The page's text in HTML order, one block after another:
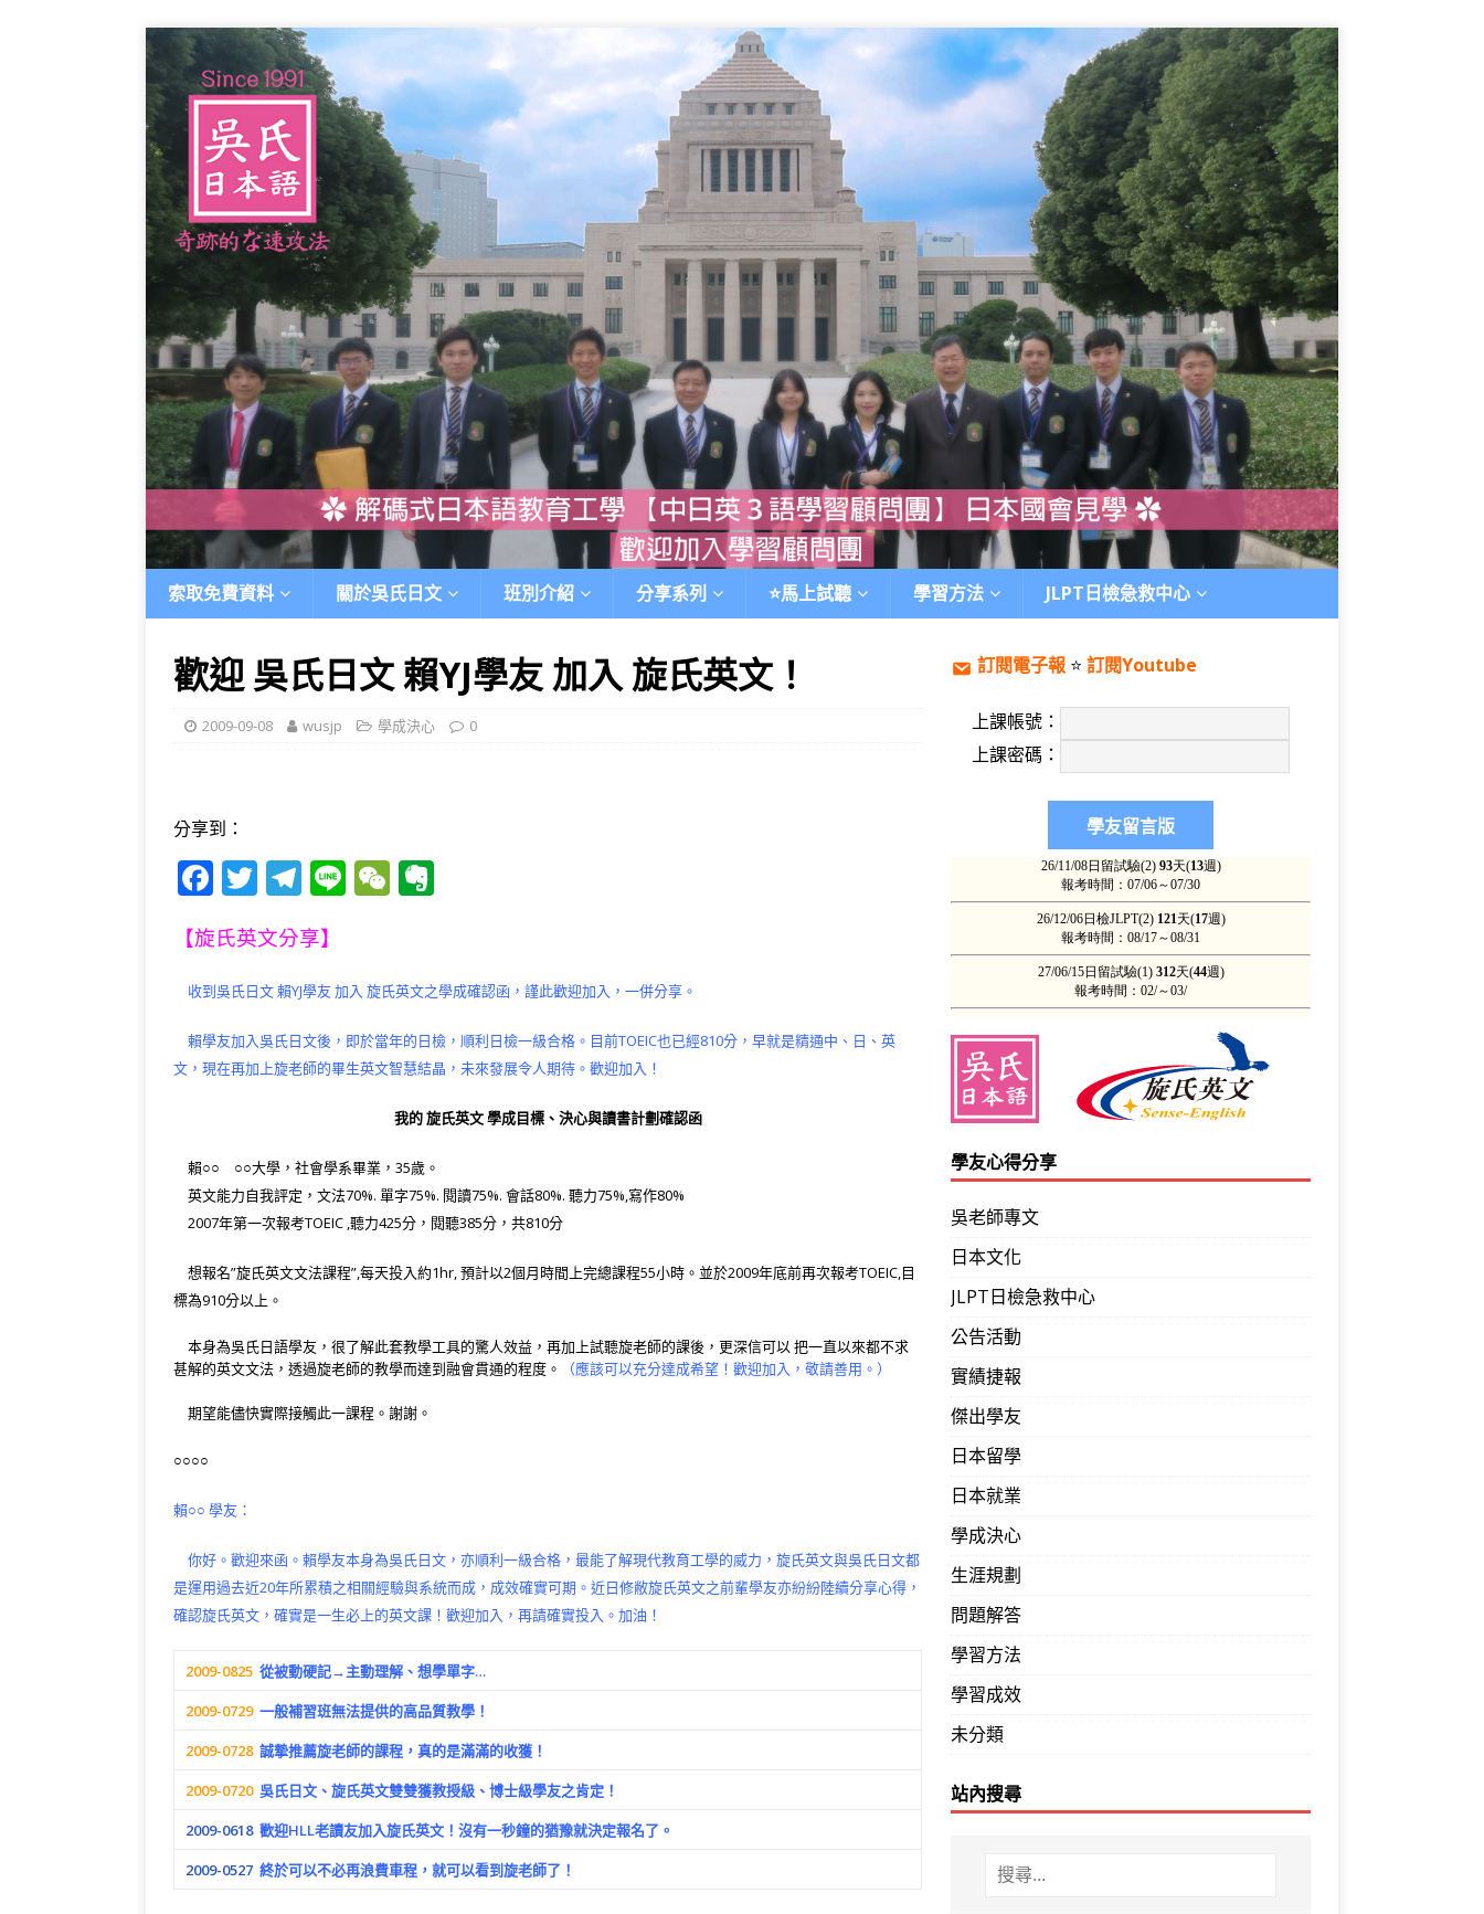
索取免費資料 關於吳氏日文 班別介紹 分享系列 ⭐️馬上試聽 學習方法 JLPT日檢急救中心
歡迎 吳氏日文 賴YJ學友 加入 旋氏英文！
2009-09-08 wusjp 學成決心 0
分享到：
F
c
e
o
o
T
it
te
T
e
g
m
Li W
h r
o
te
【旋氏英文分享】
收到吳氏日文 賴YJ學友 加入 旋氏英文之學成確認函，謹此歡迎加入，一併分享。
賴學友加入吳氏日文後，即於當年的日檢，順利日檢一級合格。目前TOEIC也已經810分，早就是精通中、日、英
文，現在再加上旋老師的畢生英文智慧結晶，未來發展令人期待。歡迎加入！
我的 旋氏英文 學成目標、決心與讀書計劃確認函
賴○○ ○○大學，社會學系畢業，35歲。
英文能力自我評定，文法70%. 單字75%. 閱讀75%. 會話80%. 聽力75%,寫作80%
2007年第一次報考TOEIC ,聽力425分，閱聽385分，共810分
想報名”旋氏英文文法課程”,每天投入約1hr, 預計以2個月時間上完總課程55小時。並於2009年底前再次報考TOEIC,目
標為910分以上。
本身為吳氏日語學友，很了解此套教學工具的驚人效益，再加上試聽旋老師的課後，更深信可以 把一直以來都不求
甚解的英文文法，透過旋老師的教學而達到融會貫通的程度。
（應該可以充分達成希望！歡迎加入，敬請善用。）
期望能儘快實際接觸此一課程。謝謝。
○○○○
賴○○ 學友：
你好。歡迎來函。賴學友本身為吳氏日文，亦順利一級合格，最能了解現代教育工學的威力，旋氏英文與吳氏日文都
是運用過去近20年所累積之相關經驗與系統而成，成效確實可期。近日修敝旋氏英文之前輩學友亦紛紛陸續分享心得，
確認旋氏英文，確實是一生必上的英文課！歡迎加入，再請確實投入。加油！
2009-0825 從被動硬記→主動理解、想學單字…
2009-0729 一般補習班無法提供的高品質教學！
2009-0728 誠摯推薦旋老師的課程，真的是滿滿的收獲！
2009-0720 吳氏日文、旋氏英文雙雙獲教授級、博士級學友之肯定！
2009-0618 歡迎HLL老讀友加入旋氏英文！沒有一秒鐘的猶豫就決定報名了。
2009-0527 終於可以不必再浪費車程，就可以看到旋老師了！
訂閱電子報⭐️ 訂閱Youtube
上課帳號：
上課密碼：
學友心得分享
吳老師專文
日本文化
JLPT日檢急救中心
公告活動
實績捷報
傑出學友
日本留學
日本就業
學成決心
生涯規劃
問題解答
學習方法
學習成效
未分類
站內搜尋